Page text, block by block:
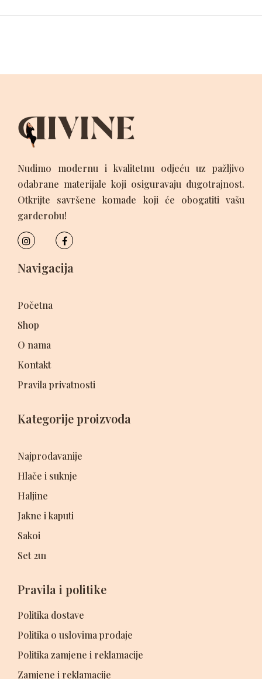
Nudimo modernu i kvalitetnu odjeću uz pažljivo
odabrane materijale koji osiguravaju dugotrajnost.
Otkrijte savršene komade koji će obogatiti vašu
garderobu!
Navigacija
Početna
Shop
O nama
Kontakt
Pravila privatnosti
Kategorije proizvoda
Najprodavanije
Hlače i suknje
Haljine
Jakne i kaputi
Sakoi
Set 2u1
Pravila i politike
Politika dostave
Politika o uslovima prodaje
Politika zamjene i reklamacije
Zamjene i reklamacije